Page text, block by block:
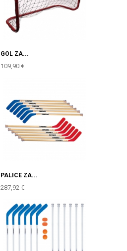
GOL ZA...
109,90 €
PALICE ZA...
287,92 €